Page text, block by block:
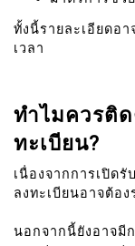
ทั้งนี้รายละเอียดอ
เวลา
ทำไมควรติ
ทะเบียน?
เนื่องจากการเปิด
ลงทะเบียนอาจต้อ
นอกจากนี้ยังอาจมี